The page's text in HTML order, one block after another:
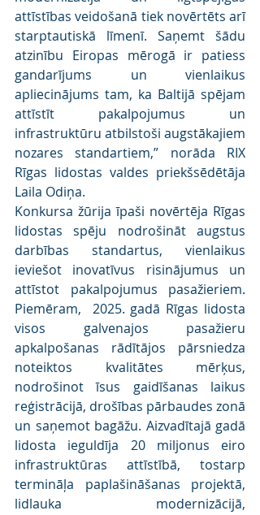
attīstības veidošanā tiek novērtēts arī
starptautiskā līmenī. Saņemt šādu
atzinību Eiropas mērogā ir patiess
gandarījums un vienlaikus
apliecinājums tam, ka Baltijā spējam
attīstīt pakalpojumus un
infrastruktūru atbilstoši augstākajiem
nozares standartiem,” norāda RIX
Rīgas lidostas valdes priekšsēdētāja
Laila Odiņa.
Konkursa žūrija īpaši novērtēja Rīgas
lidostas spēju nodrošināt augstus
darbības standartus, vienlaikus
ieviešot inovatīvus risinājumus un
attīstot pakalpojumus pasažieriem.
Piemēram,  2025. gadā Rīgas lidosta
visos galvenajos pasažieru
apkalpošanas rādītājos pārsniedza
noteiktos kvalitātes mērķus,
nodrošinot īsus gaidīšanas laikus
reģistrācijā, drošības pārbaudes zonā
un saņemot bagāžu. Aizvadītajā gadā
lidosta ieguldīja 20 miljonus eiro
infrastruktūras attīstībā, tostarp
termināļa paplašināšanas projektā,
lidlauka modernizācijā,